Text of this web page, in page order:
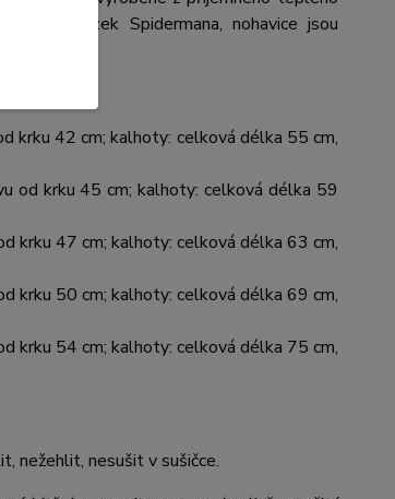
je obrázek Spidermana, nohavice jsou
krku 42 cm; kalhoty: celková délka 55 cm,
od krku 45 cm; kalhoty: celková délka 59
krku 47 cm; kalhoty: celková délka 63 cm,
krku 50 cm; kalhoty: celková délka 69 cm,
krku 54 cm; kalhoty: celková délka 75 cm,
nežehlit, nesušit v sušičce.